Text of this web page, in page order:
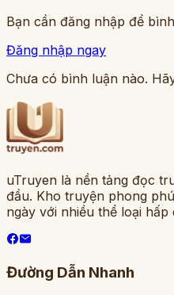
Bạn cần đăng nhập để
Đăng nhập ngay
Chưa có bình luận nào.
uTruyen là nền tảng đọc
đầu. Kho truyện phong
ngày với nhiều thể loại hấp
Đường Dẫn Nhanh